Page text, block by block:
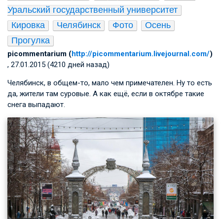
Уральский государственный университет
Кировка
Челябинск Фото
Осень
Прогулка
picommentarium (http://picommentarium.livejournal.com/)
, 27.01.2015 (4210 дней назад)
Челябинск, в общем-то, мало чем примечателен. Ну то есть
да, жители там суровые. А как ещё, если в октябре такие
снега выпадают.